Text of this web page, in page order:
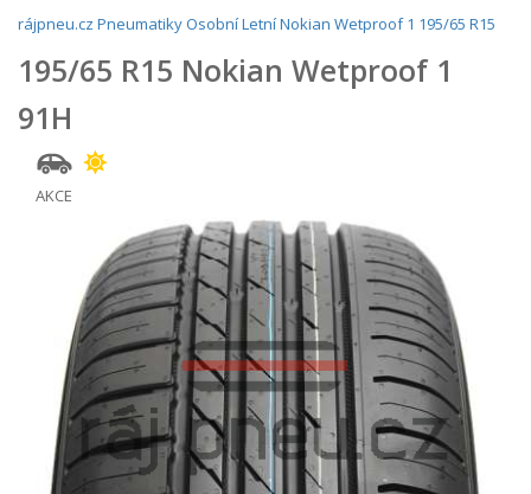
rájpneu.cz PneumatikyOsobníLetníNokian Wetproof 1 195/65 R15
195/65 R15 Nokian Wetproof 1
91H
AKCE